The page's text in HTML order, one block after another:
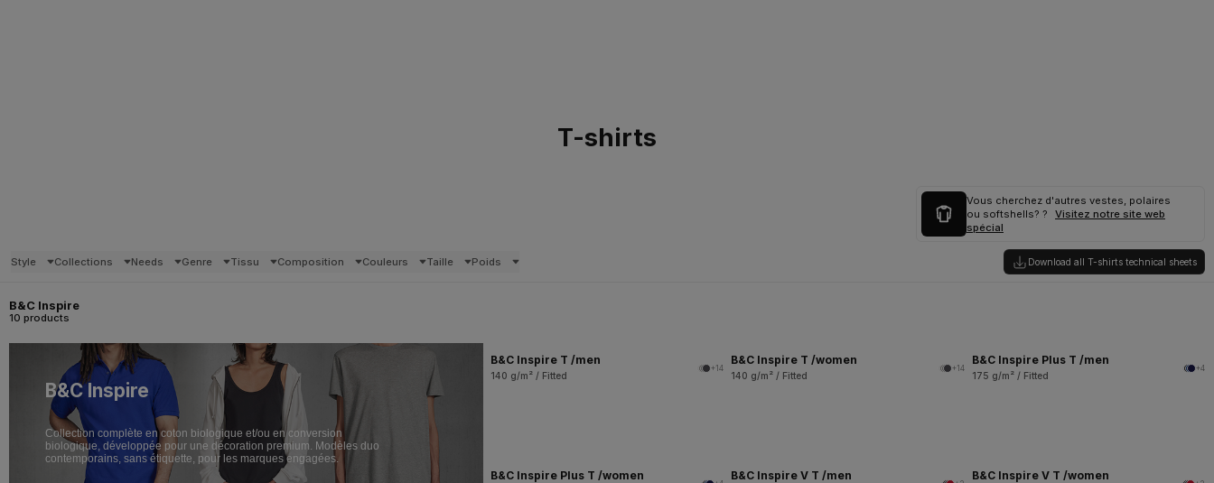
T-shirts
Vous cherchez d'autres vestes, polaires
ou softshells? ?
Visitez notre site web
spécial
Style Collections Needs Genre Tissu Composition Couleurs Taille Poids Download all T-shirts technical sheets
B&C Inspire
10 products
B&C Inspire
Collection complète en coton biologique et/ou en conversion
biologique, développée pour une décoration premium. Modèles duo
contemporains, sans étiquette, pour les marques engagées.
B&C Inspire T /men
140 g/m² / Fitted
+14
B&C Inspire T /women
140 g/m² / Fitted
+14
B&C Inspire Plus T /men
175 g/m² / Fitted
+4
B&C Inspire Plus T /women B&C Inspire V T /men B&C Inspire V T /women